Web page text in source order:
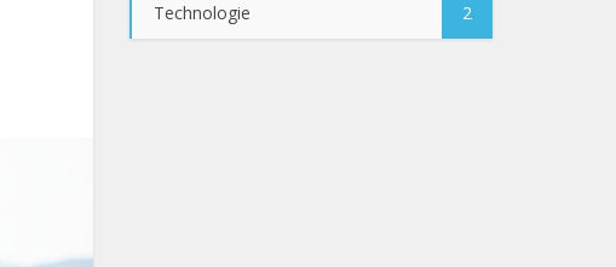
Technologie 2